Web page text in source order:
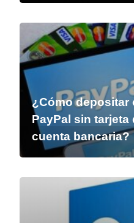
¿Cómo depositar
PayPal sin tarjeta
cuenta bancaria?